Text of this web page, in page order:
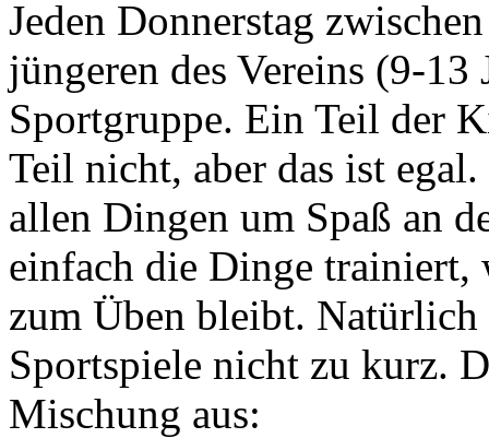
Jeden Donnerstag
jüngeren des Vereins (9-
Sportgruppe. Ein Teil der
Teil nicht, aber das ist
allen Dingen um Spaß an
einfach die Dinge
zum Üben bleibt. Natürlich
Sportspiele nicht zu kurz.
Mischung aus: